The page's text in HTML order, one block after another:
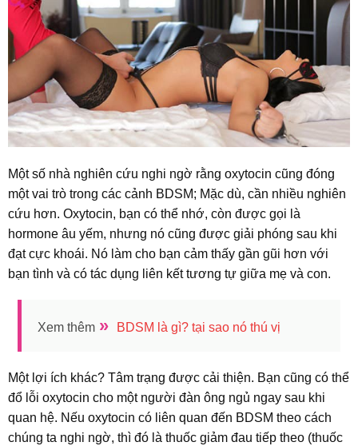
Một số nhà nghiên cứu nghi ngờ rằng oxytocin cũng đóng
một vai trò trong các cảnh BDSM; Mặc dù, cần nhiều nghiên
cứu hơn. Oxytocin, bạn có thể nhớ, còn được gọi là
hormone âu yếm, nhưng nó cũng được giải phóng sau khi
đạt cực khoái. Nó làm cho bạn cảm thấy gần gũi hơn với
bạn tình và có tác dụng liên kết tương tự giữa mẹ và con.
Xem thêm » BDSM là gì? tại sao nó thú vị
Một lợi ích khác? Tâm trạng được cải thiện. Bạn cũng có thể
đổ lỗi oxytocin cho một người đàn ông ngủ ngay sau khi
quan hệ. Nếu oxytocin có liên quan đến BDSM theo cách
chúng ta nghi ngờ, thì đó là thuốc giảm đau tiếp theo (thuốc